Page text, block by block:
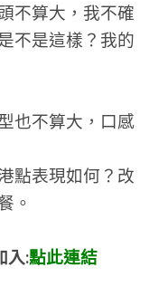
不算大，我不確
不是這樣？我的
也不算大，口感
點表現如何？改
。
入:點此連結